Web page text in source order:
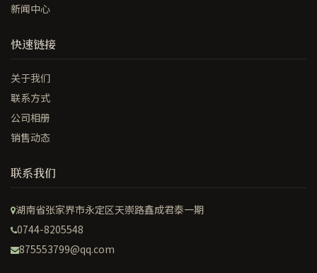
新闻中心
快速链接
关于我们
联系方式
公司相册
销售动态
联系我们
湖南省张家界市永定区天崇路鑫成君泰一期
0744-8205548
875553799@qq.com